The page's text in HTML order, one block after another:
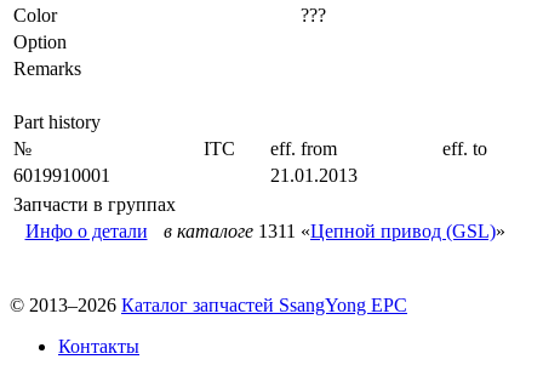
Color
???
Option
Remarks
Part history
№
ITC eff. from
eff. to
6019910001
21.01.2013
Запчасти в группах
Инфо о детали
в каталоге 1311 «Цепной привод (GSL)»
© 2013–2026 Каталог запчастей SsangYong EPC
Контакты